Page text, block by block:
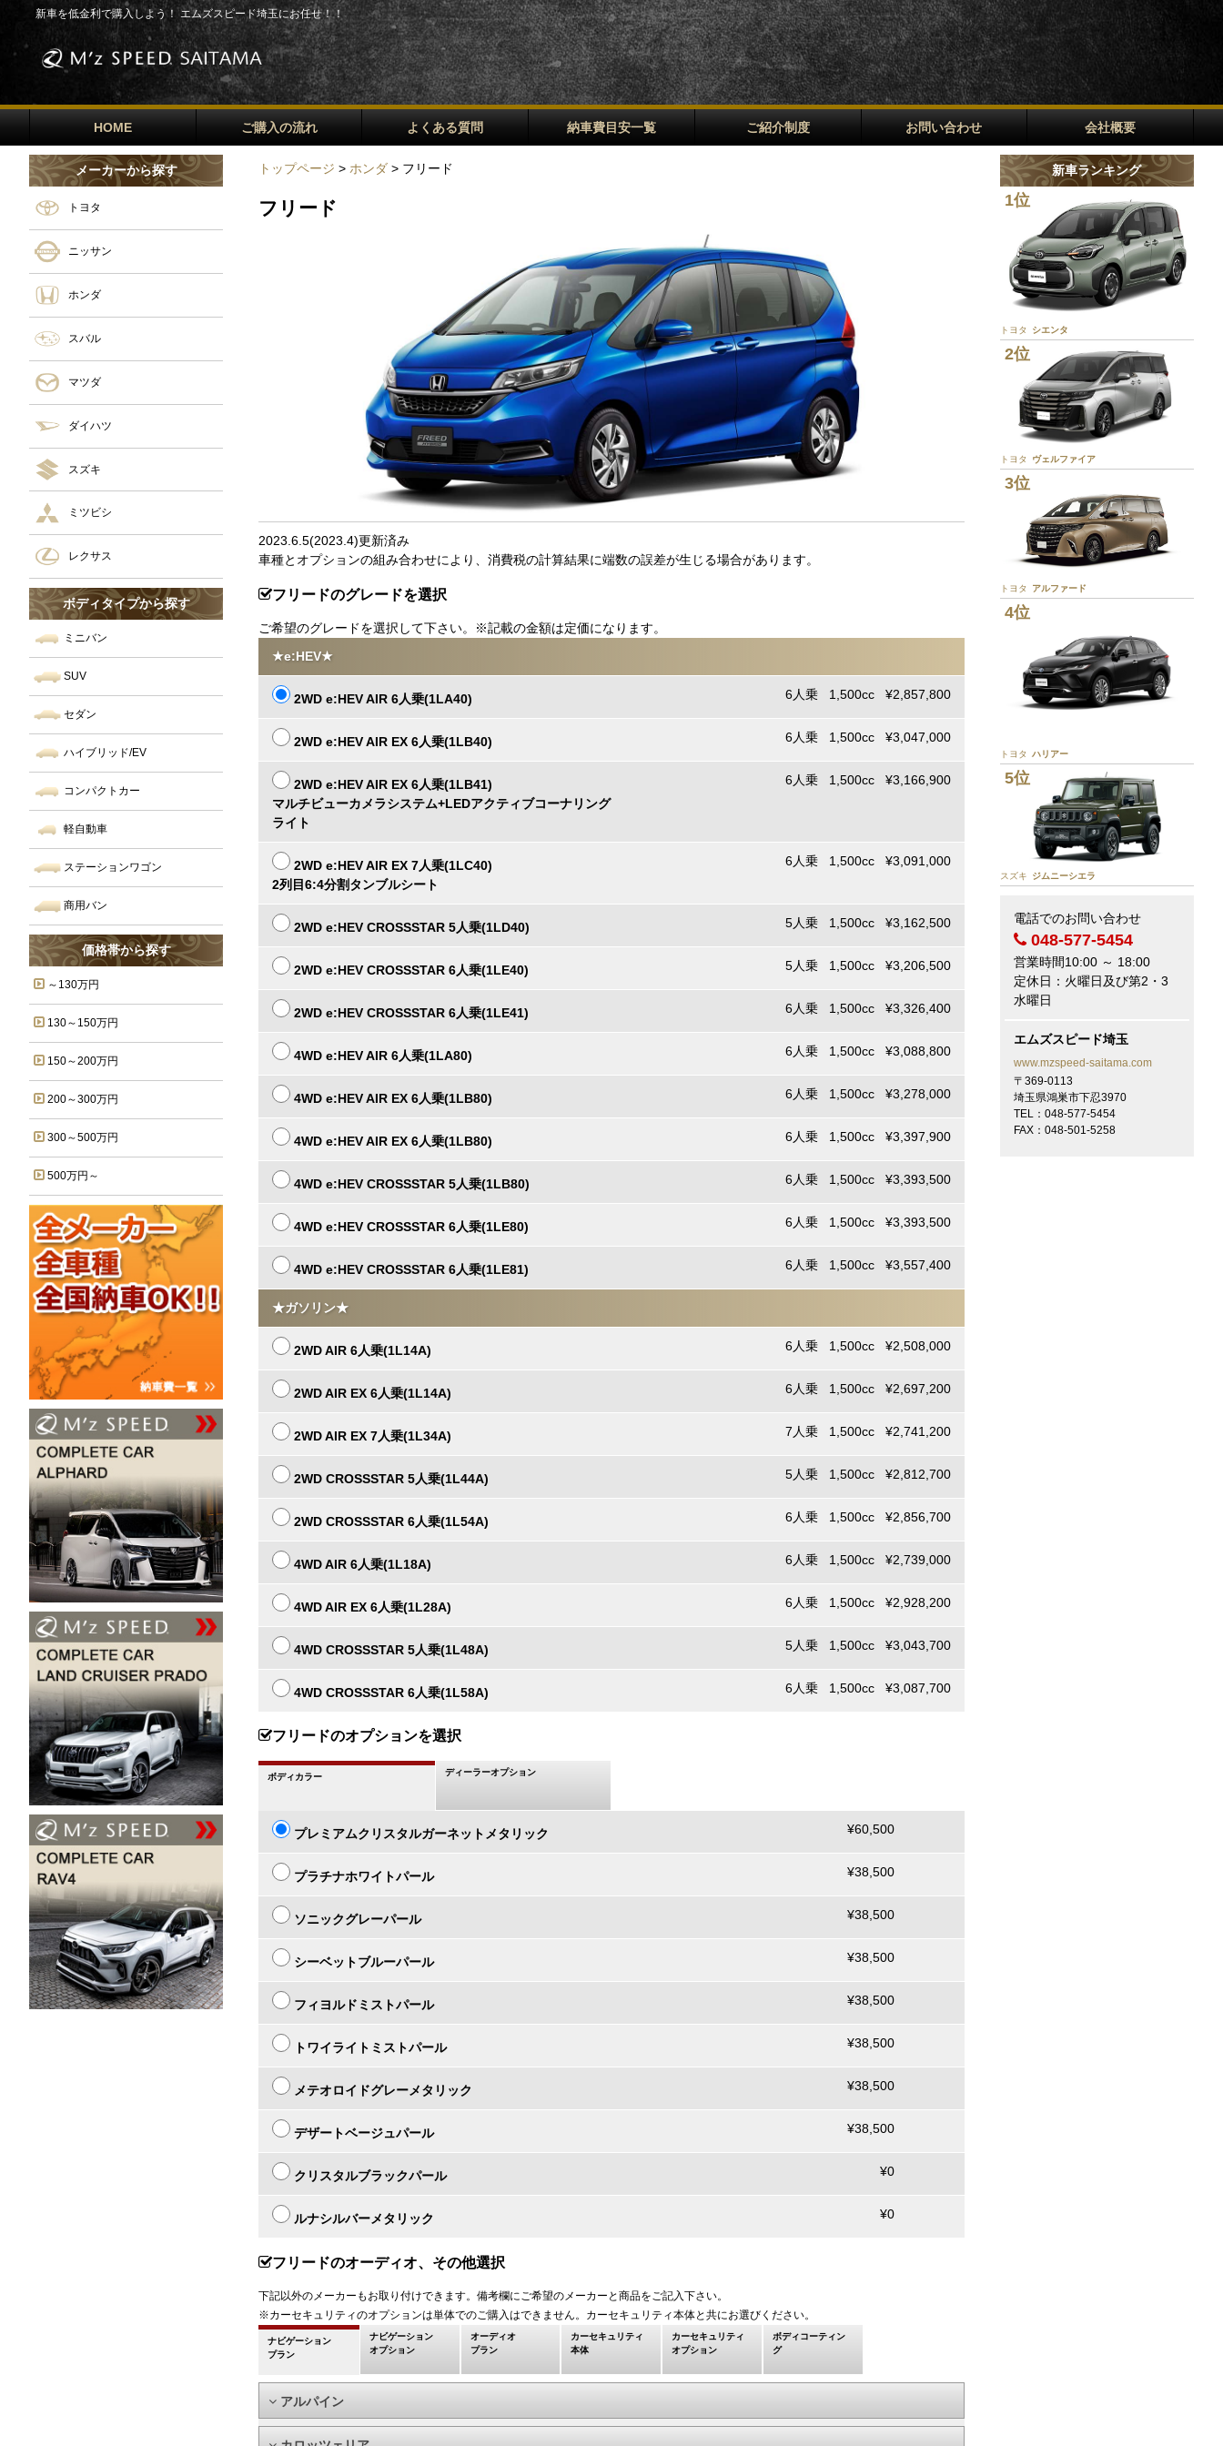
新車を低金利で購入しよう！ エムズスピード埼玉にお任せ！！
HOME ご購入の流れ よくある質問 納車費目安一覧 ご紹介制度 お問い合わせ 会社概要
メーカーから探す
トヨタ
ニッサン
ホンダ
スバル
マツダ
ダイハツ
スズキ
ミツビシ
レクサス
ボディタイプから探す
ミニバン
SUV
セダン
ハイブリッド/EV
コンパクトカー
軽自動車
ステーションワゴン
商用バン
価格帯から探す
～130万円
130～150万円
150～200万円
200～300万円
300～500万円
500万円～
トップページ > ホンダ> フリード
フリード
2023.6.5(2023.4)更新済み
車種とオプションの組み合わせにより、消費税の計算結果に端数の誤差が生じる場合があります。
フリードのグレードを選択
ご希望のグレードを選択して下さい。※記載の金額は定価になります。
★e:HEV★
2WD e:HEV AIR 6人乗(1LA40) 6人乗 1,500cc ¥2,857,800
2WD e:HEV AIR EX 6人乗(1LB40) 6人乗 1,500cc ¥3,047,000
2WD e:HEV AIR EX 6人乗(1LB41)
マルチビューカメラシステム+LEDアクティブコーナリング
ライト
6人乗 1,500cc ¥3,166,900
2WD e:HEV AIR EX 7人乗(1LC40)
2列目6:4分割タンブルシート
6人乗 1,500cc ¥3,091,000
2WD e:HEV CROSSSTAR 5人乗(1LD40) 5人乗 1,500cc ¥3,162,500
2WD e:HEV CROSSSTAR 6人乗(1LE40) 5人乗 1,500cc ¥3,206,500
2WD e:HEV CROSSSTAR 6人乗(1LE41) 6人乗 1,500cc ¥3,326,400
4WD e:HEV AIR 6人乗(1LA80) 6人乗 1,500cc ¥3,088,800
4WD e:HEV AIR EX 6人乗(1LB80) 6人乗 1,500cc ¥3,278,000
4WD e:HEV AIR EX 6人乗(1LB80) 6人乗 1,500cc ¥3,397,900
4WD e:HEV CROSSSTAR 5人乗(1LB80) 6人乗 1,500cc ¥3,393,500
4WD e:HEV CROSSSTAR 6人乗(1LE80) 6人乗 1,500cc ¥3,393,500
4WD e:HEV CROSSSTAR 6人乗(1LE81) 6人乗 1,500cc ¥3,557,400
★ガソリン★
2WD AIR 6人乗(1L14A) 6人乗 1,500cc ¥2,508,000
2WD AIR EX 6人乗(1L14A) 6人乗 1,500cc ¥2,697,200
2WD AIR EX 7人乗(1L34A) 7人乗 1,500cc ¥2,741,200
2WD CROSSSTAR 5人乗(1L44A) 5人乗 1,500cc ¥2,812,700
2WD CROSSSTAR 6人乗(1L54A) 6人乗 1,500cc ¥2,856,700
4WD AIR 6人乗(1L18A) 6人乗 1,500cc ¥2,739,000
4WD AIR EX 6人乗(1L28A) 6人乗 1,500cc ¥2,928,200
4WD CROSSSTAR 5人乗(1L48A) 5人乗 1,500cc ¥3,043,700
4WD CROSSSTAR 6人乗(1L58A) 6人乗 1,500cc ¥3,087,700
フリードのオプションを選択
ボディカラー ディーラーオプション
プレミアムクリスタルガーネットメタリック ¥60,500
プラチナホワイトパール ¥38,500
ソニックグレーパール ¥38,500
シーベットブルーパール ¥38,500
フィヨルドミストパール ¥38,500
トワイライトミストパール ¥38,500
メテオロイドグレーメタリック ¥38,500
デザートベージュパール ¥38,500
クリスタルブラックパール ¥0
ルナシルバーメタリック ¥0
フリードのオーディオ、その他選択
下記以外のメーカーもお取り付けできます。備考欄にご希望のメーカーと商品をご記入下さい。
※カーセキュリティのオプションは単体でのご購入はできません。カーセキュリティ本体と共にお選びください。
ナビゲーション
プラン
ナビゲーション
オプション
オーディオ
プラン
カーセキュリティ
本体
カーセキュリティ
オプション
ボディコーティン
グ
アルパイン
新車ランキング
1位
トヨタ シエンタ
2位
トヨタ ヴェルファイア
3位
トヨタ アルファード
4位
トヨタ ハリアー
5位
スズキ ジムニーシエラ
電話でのお問い合わせ
048-577-5454
営業時間10:00 ～ 18:00
定休日：火曜日及び第2・3
水曜日
エムズスピード埼玉
www.mzspeed-saitama.com
〒369-0113
埼玉県鴻巣市下忍3970
TEL：048-577-5454
FAX：048-501-5258